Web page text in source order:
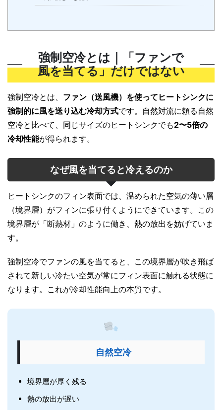
強制空冷とは｜「ファンで
風を当てる」だけではない
強制空冷とは、 ファン（送風機）を使ってヒートシンクに
強制的に風を送り込む冷却方式です。自然対流に頼る自然
空冷と比べて、同じサイズのヒートシンクでも2〜5倍の
冷却性能が得られます。
なぜ風を当てると冷えるのか
ヒートシンクのフィン表面では、温められた空気の薄い層
（境界層）がフィンに張り付くようにできています。この
境界層が「断熱材」のように働き、熱の放出を妨げていま
す。
強制空冷でファンの風を当てると、この境界層が吹き飛ば
されて新しい冷たい空気が常にフィン表面に触れる状態に
なります。これが冷却性能向上の本質です。
自然空冷
境界層が厚く残る
熱の放出が遅い